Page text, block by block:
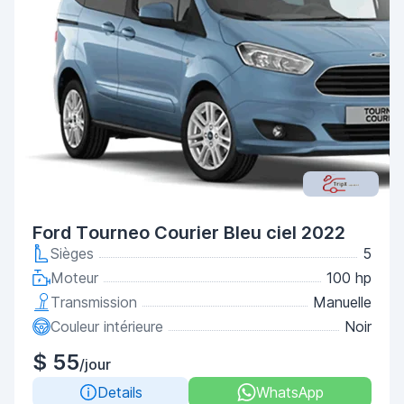
Ford Tourneo Courier Bleu ciel 2022
Sièges
5
Moteur
100 hp
Transmission
Manuelle
Couleur intérieure
Noir
$ 55/jour
Details
WhatsApp